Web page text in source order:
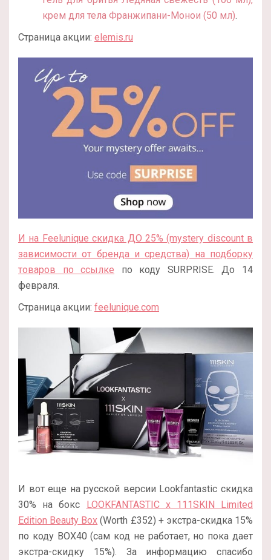
крем для тела Франжипани-Монои (50 мл).
Страница акции: elemis.ru
И на Feelunique скидка ДО 25% (mystery discount в
зависимости от бренда и средства) на подборку
товаров по ссылке по коду SURPRISE. До 14
февраля.
Страница акции: feelunique.com
И вот еще на русской версии Lookfantastic скидка
30% на бокс
LOOKFANTASTIC x 111SKIN Limited
Edition Beauty Box (Worth £352) + экстра-скидка 15%
по коду BOX40 (сам код не работает, но пока дает
экстра-скидку 15%). За информацию спасибо